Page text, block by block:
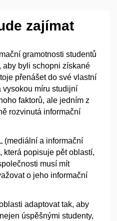
zajímat
gramotnosti studentů
aby byli schopni získané
přenášet do své vlastní
míru studijní
faktorů, ale jedním z
rozvinutá informační
(mediální a informační
která popisuje pět oblastí,
musí mít
o jeho informační
adaptovat tak, aby
úspěšnými studenty,